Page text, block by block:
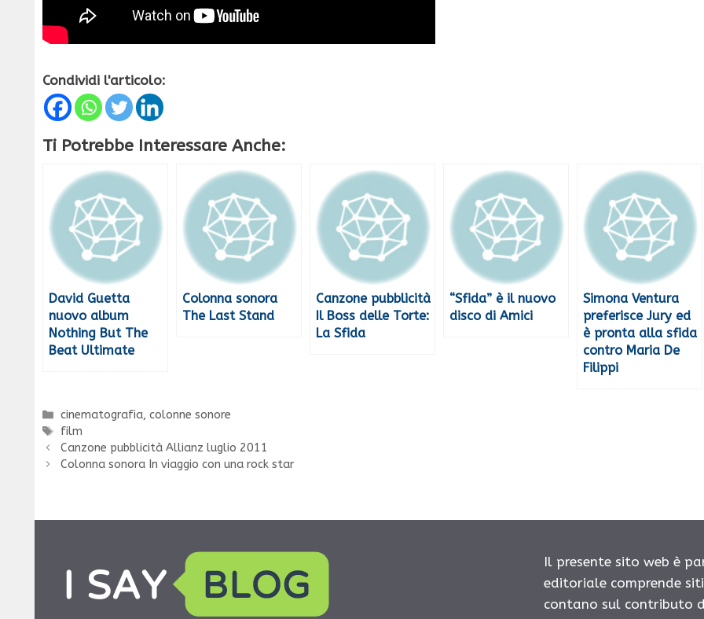
Condividi l'articolo:
Ti Potrebbe Interessare Anche:
David Guetta
nuovo album
Nothing But The
Beat Ultimate
Colonna sonora
The Last Stand
Canzone pubblicità
Il Boss delle Torte:
La Sfida
“Sfida” è il nuovo
disco di Amici
Simona Ventura
preferisce Jury ed
è pronta alla sfida
contro Maria De
Filippi
Categorie
cinematografia,colonne sonore
Tag
film
Canzone pubblicità Allianz luglio 2011
Colonna sonora In viaggio con una rock star
Il presente sito web è
editoriale comprende
contano sul contributo